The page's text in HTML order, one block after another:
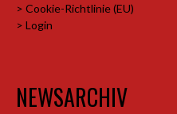
> Cookie-Richtlinie (EU)
> Login
NEWSARCHIV